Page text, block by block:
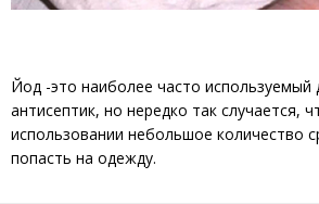
Йод -это наиболее часто
антисептик, но нередко так случается,
использовании небольшое количество
попасть на одежду.